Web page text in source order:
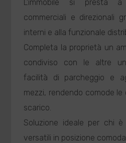
L'immobile si presta
commerciali e direzionali
interni e alla funzionale
Completa la proprietà un
condiviso con le altre
facilità di parcheggio e
mezzi, rendendo comode
scarico.
Soluzione ideale per chi
versatili in posizione